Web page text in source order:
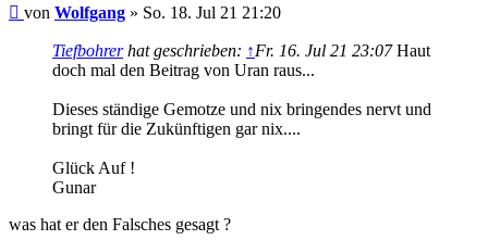
Beitrag
von Wolfgang » So. 18. Jul 21 21:20
Tiefbohrerhat geschrieben: ↑Fr. 16. Jul 21 23:07Haut
doch mal den Beitrag von Uran raus...
Dieses ständige Gemotze und nix bringendes nervt und
bringt für die Zukünftigen gar nix....
Glück Auf !
Gunar
was hat er den Falsches gesagt ?